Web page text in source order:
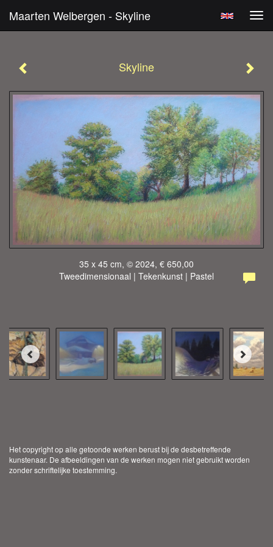
Maarten Welbergen - Skyline
Skyline
35 x 45 cm, © 2024, € 650,00
Tweedimensionaal | Tekenkunst | Pastel
Het copyright op alle getoonde werken berust bij de desbetreffende
kunstenaar. De afbeeldingen van de werken mogen niet gebruikt worden
zonder schriftelijke toestemming.